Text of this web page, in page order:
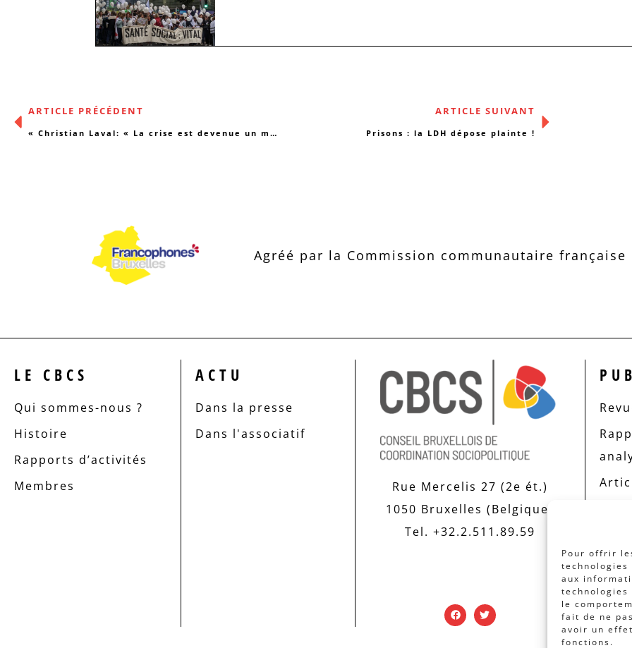
Pour offrir
aux
le
fait de ne
avoir un
fonctions.
ARTICLE PRÉCÉDENT
« Christian Laval: « La crise est devenue un mode de gouvernement » »
ARTICLE SUIVANT
Prisons : la LDH dépose plainte !
Agréé par la Commission communautaire
LE CBCS
Qui sommes-nous ?
Histoire
Rapports d’activités
Membres
ACTU
Dans la presse
Dans l'associatif
Rue Mercelis 27 (2e ét.)
1050 Bruxelles (Belgique)
Tel. +32.2.511.89.59